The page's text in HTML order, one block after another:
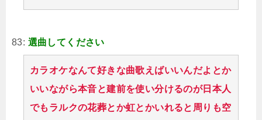
83: 選曲してください
カラオケなんて好きな曲歌えばいいんだよとか
いいながら本音と建前を使い分けるのが日本人
でもラルクの花葬とか虹とかいれると周りも空